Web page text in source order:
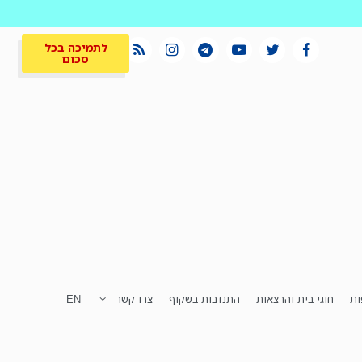
לתמיכה בכל
סכום
חוגי בית והרצאות התנדבות בשקוף צרו קשר EN